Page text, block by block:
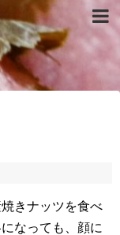
きナッツを食べ
なっても、顔に